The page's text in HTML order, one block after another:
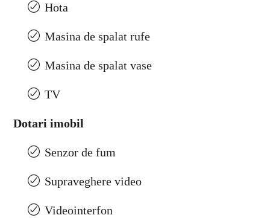
Hota
Masina de spalat rufe
Masina de spalat vase
TV
Dotari imobil
Senzor de fum
Supraveghere video
Videointerfon